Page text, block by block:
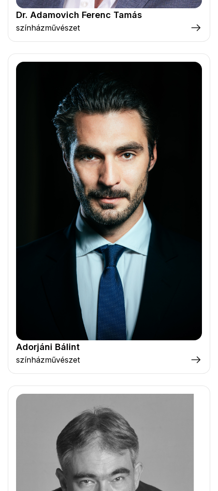
Dr. Adamovich Ferenc Tamás
színházművészet
Adorjáni Bálint
színházművészet